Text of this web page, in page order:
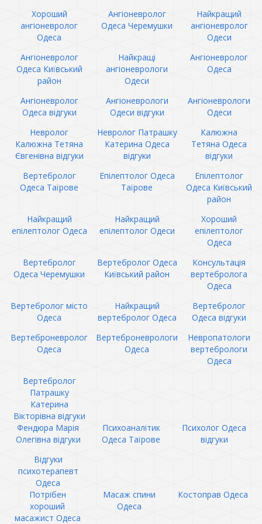
Хороший
ангіоневролог
Одеса
Ангіоневролог
Одеса Черемушки
Найкращий
ангіоневролог
Одеси
Ангіоневролог
Одеса Київський
район
Найкращі
ангіоневрологи
Одеси
Ангіоневролог
Одеса
Ангіоневролог
Одеса відгуки
Ангіоневрологи
Одеси відгуки
Ангіоневрологи
Одеси
Невролог
Калюжна Тетяна
Євгенівна відгуки
Невролог Патрашку
Катерина Одеса
відгуки
Калюжна
Тетяна Одеса
відгуки
Вертебролог
Одеса Таїрове
Епілептолог Одеса
Таїрове
Епілептолог
Одеса Київський
район
Найкращий
епілептолог Одеса
Найкращий
епілептолог Одеси
Хороший
епілептолог
Одеса
Вертебролог
Одеса Черемушки
Вертебролог Одеса
Київський район
Консультація
вертебролога
Одеса
Вертебролог місто
Одеса
Найкращий
вертебролог Одеса
Вертебролог
Одеса відгуки
Вертеброневролог
Одеса
Вертеброневрологи
Одеса
Невропатологи
вертебрологи
Одеса
Вертебролог
Патрашку
Катерина
Вікторівна відгуки
Фендюра Марія
Олегівна відгуки
Психоаналітик
Одеса Таїрове
Психолог Одеса
відгуки
Відгуки
психотерапевт
Одеса
Потрібен
хороший
масажист Одеса
Масаж спини
Одеса
Костоправ Одеса